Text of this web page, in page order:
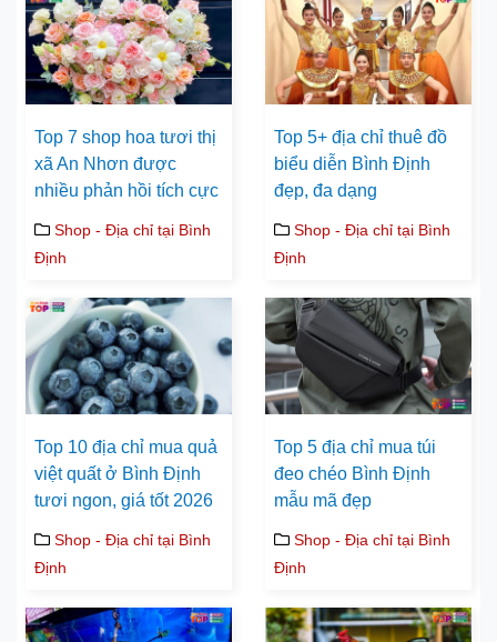
Top 7 shop hoa tươi thị
xã An Nhơn được
nhiều phản hồi tích cực
Shop - Địa chỉ tại Bình
Định
Top 5+ địa chỉ thuê đồ
biểu diễn Bình Định
đẹp, đa dạng
Shop - Địa chỉ tại Bình
Định
Top 10 địa chỉ mua quả
việt quất ở Bình Định
tươi ngon, giá tốt 2026
Shop - Địa chỉ tại Bình
Định
Top 5 địa chỉ mua túi
đeo chéo Bình Định
mẫu mã đẹp
Shop - Địa chỉ tại Bình
Định